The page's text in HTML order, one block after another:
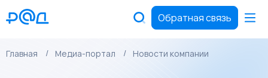
Обратная связь
Главная Медиа-портал Новости компании